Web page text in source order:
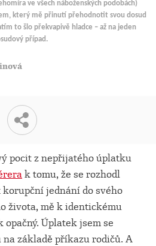
ve všech náboženských podobách)
který mě přinutí přehodnotit svou dosud
to šlo překvapivě hladce – až na jeden
případ.
pocit z nepřijatého úplatku
k tomu, že se rozhodl
jednání do svého
života, mě k identickému
Úplatek jsem se
základě příkazu rodičů. A